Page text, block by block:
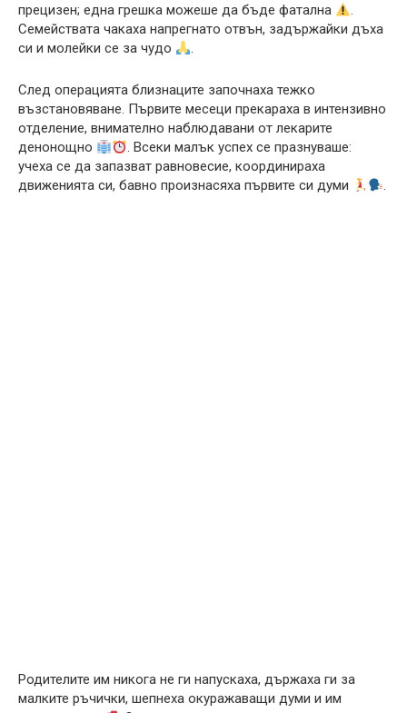
прецизен; една грешка можеше да бъде фатална
.
Семействата чакаха напрегнато отвън, задържайки дъха
си и молейки се за чудо
.
След операцията близнаците започнаха тежко
възстановяване. Първите месеци прекараха в интензивно
отделение, внимателно наблюдавани от лекарите
денонощно
. Всеки малък успех се празнуваше:
учеха се да запазват равновесие, координираха
движенията си, бавно произнасяха първите си думи
.
Родителите им никога не ги напускаха, държаха ги за
малките ръчички, шепнеха окуражаващи думи и им